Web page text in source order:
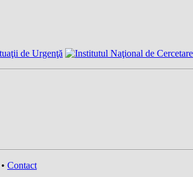
• Contact